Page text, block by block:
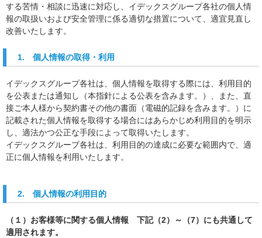
する苦情・相談に迅速に対応し、イデックスグループ各社の個人情
報の取扱いおよび安全管理に係る適切な措置について、適宜見直し
改善いたします。
1. 個人情報の取得・利用
イデックスグループ各社は、個人情報を取得する際には、利用目的
を公表または通知し（本指針による公表を含みます。）、また、直
接ご本人様から契約書その他の書面（電磁的記録を含みます。）に
記載された個人情報を取得する場合にはあらかじめ利用目的を明示
し、適法かつ公正な手段によって取得いたします。
イデックスグループ各社は、利用目的の達成に必要な範囲内で、適
正に個人情報を利用いたします。
2. 個人情報の利用目的
（１）お客様等に関する個人情報 下記（2）～（7）にも共通して
適用されます。